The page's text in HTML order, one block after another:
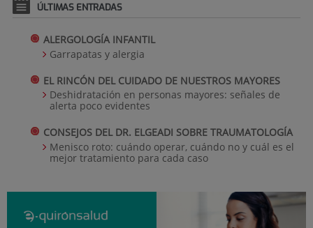
ÚLTIMAS ENTRADAS
ALERGOLOGÍA INFANTIL
Garrapatas y alergia
EL RINCÓN DEL CUIDADO DE NUESTROS MAYORES
Deshidratación en personas mayores: señales de
alerta poco evidentes
CONSEJOS DEL DR. ELGEADI SOBRE TRAUMATOLOGÍA
Menisco roto: cuándo operar, cuándo no y cuál es el
mejor tratamiento para cada caso